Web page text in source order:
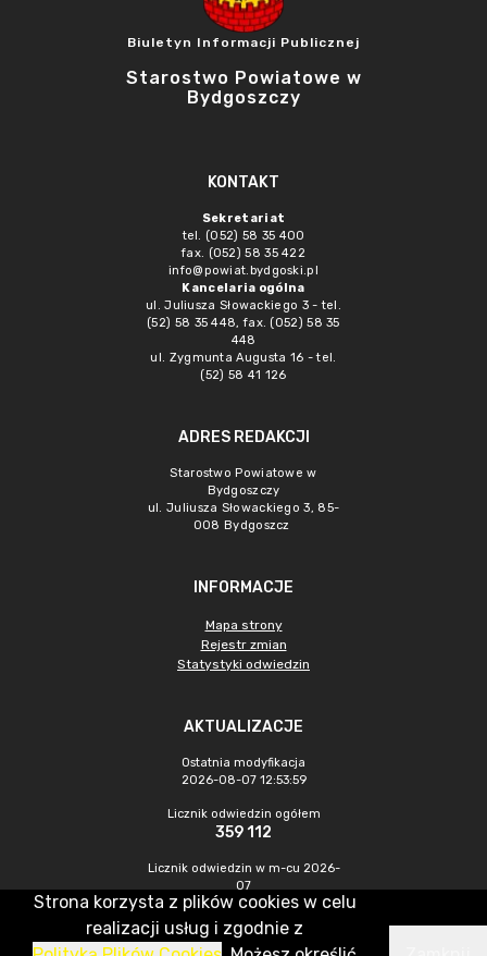
Biuletyn Informacji Publicznej
Starostwo Powiatowe w
Bydgoszczy
KONTAKT
Sekretariat
tel. (052) 58 35 400
fax. (052) 58 35 422
info@powiat.bydgoski.pl
Kancelaria ogólna
ul. Juliusza Słowackiego 3 - tel.
(52) 58 35 448, fax. (052) 58 35
448
ul. Zygmunta Augusta 16 - tel.
(52) 58 41 126
ADRES REDAKCJI
Starostwo Powiatowe w
Bydgoszczy
ul. Juliusza Słowackiego 3, 85-
008 Bydgoszcz
INFORMACJE
Mapa strony
Rejestr zmian
Statystyki odwiedzin
AKTUALIZACJE
Ostatnia modyfikacja
2026-08-07 12:53:59
Licznik odwiedzin ogółem
359 112
Licznik odwiedzin w m-cu 2026-
07
1 007
CMS & Hosting: Nefeni Sp. z o.o.
Strona korzysta z plików cookies w celu
realizacji usług i zgodnie z